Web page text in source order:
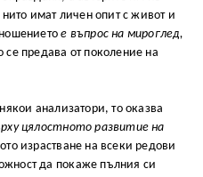
нито имат личен опит с живот и
е въпрос на мироглед,
се предава от поколение на
анализатори, то оказва
цялостното развитие на
израстване на всеки редови
да покаже пълния си